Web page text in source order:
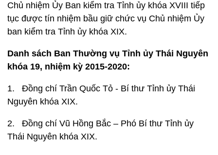
Chủ nhiệm Ủy Ban kiểm tra Tỉnh ủy khóa XVIII tiếp
tục được tín nhiệm bầu giữ chức vụ Chủ nhiệm Ủy
ban kiểm tra Tỉnh ủy khóa XIX.
Danh sách Ban Thường vụ Tỉnh ủy Thái Nguyên
khóa 19, nhiệm kỳ 2015-2020:
1. Đồng chí Trần Quốc Tỏ - Bí thư Tỉnh ủy Thái
Nguyên khóa XIX.
2. Đồng chí Vũ Hồng Bắc – Phó Bí thư Tỉnh ủy
Thái Nguyên khóa XIX.